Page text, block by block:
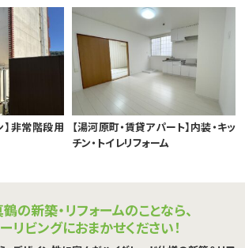
】非常階段用
【湯河原町・賃貸アパート】内装・キッ
チン・トイレリフォーム
の新築・リフォームのことなら、
リビングにおまかせください！